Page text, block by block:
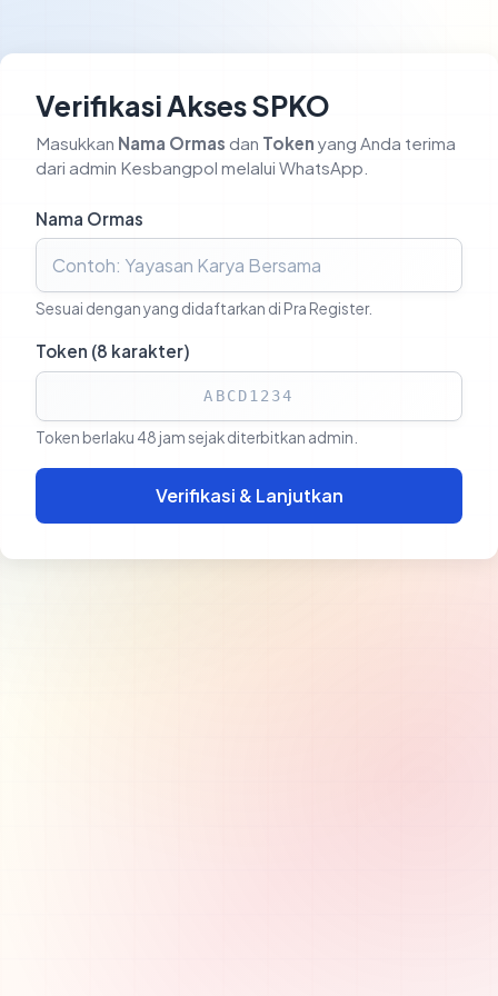
Verifikasi Akses SPKO
Masukkan Nama Ormas dan Token yang Anda terima
dari admin Kesbangpol melalui WhatsApp.
Nama Ormas
Sesuai dengan yang didaftarkan di Pra Register.
Token (8 karakter)
Token berlaku 48 jam sejak diterbitkan admin.
Verifikasi & Lanjutkan